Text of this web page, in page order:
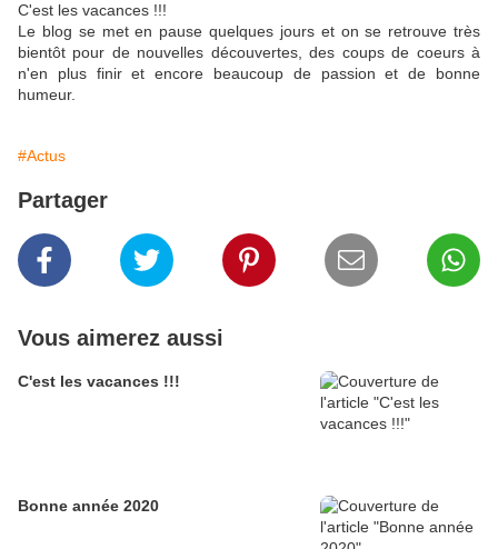
C'est les vacances !!!
Le blog se met en pause quelques jours et on se retrouve très
bientôt pour de nouvelles découvertes, des coups de coeurs à
n'en plus finir et encore beaucoup de passion et de bonne
humeur.
#Actus
Partager
Vous aimerez aussi
C'est les vacances !!!
Bonne année 2020